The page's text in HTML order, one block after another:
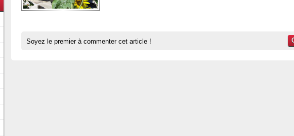
Soyez le premier à commenter cet article !